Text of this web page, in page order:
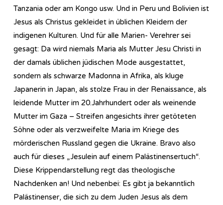
Tanzania oder am Kongo usw. Und in Peru und Bolivien ist
Jesus als Christus gekleidet in üblichen Kleidern der
indigenen Kulturen. Und für alle Marien- Verehrer sei
gesagt: Da wird niemals Maria als Mutter Jesu Christi in
der damals üblichen jüdischen Mode ausgestattet,
sondern als schwarze Madonna in Afrika, als kluge
Japanerin in Japan, als stolze Frau in der Renaissance, als
leidende Mutter im 20.Jahrhundert oder als weinende
Mutter im Gaza – Streifen angesichts ihrer getöteten
Söhne oder als verzweifelte Maria im Kriege des
mörderischen Russland gegen die Ukraine. Bravo also
auch für dieses „Jesulein auf einem Palästinensertuch“.
Diese Krippendarstellung regt das theologische
Nachdenken an! Und nebenbei: Es gibt ja bekanntlich
Palästinenser, die sich zu dem Juden Jesus als dem